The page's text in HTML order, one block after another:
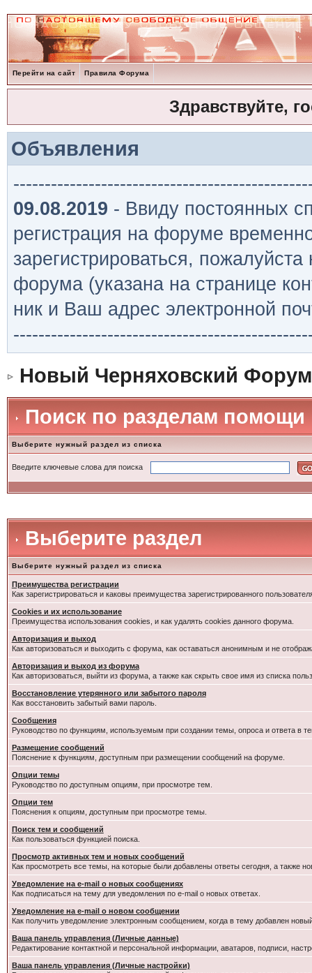
Перейти на сайт Правила Форума
Здравствуйте,
Объявления
09.08.2019 - Ввиду постоянных
регистрация на форуме
зарегистрироваться,
форума (указана на странице
ник и Ваш адрес электронной
Новый Черняховский Форум
Поиск по разделам помощи
Выберите нужный раздел из списка
Введите ключевые слова для поиска
Выберите раздел
Выберите нужный раздел из списка
Преимущества регистрации
Как зарегистрироваться и каковы преимущества зарегистрированного
Cookies и их использование
Преимущества использования cookies, и как удалять cookies данного форума.
Авторизация и выход
Как авторизоваться и выходить с форума, как оставаться анонимным и не
Авторизация и выход из форума
Как авторизоваться, выйти из форума, а также как скрыть свое имя из списка
Восстановление утерянного или забытого пароля
Как восстановить забытый вами пароль.
Сообщения
Руководство по функциям, используемым при создании темы, опроса и ответа в
Размещение сообщений
Пояснение к функциям, доступным при размещении сообщений на форуме.
Опции темы
Руководство по доступным опциям, при просмотре тем.
Опции тем
Пояснения к опциям, доступным при просмотре темы.
Поиск тем и сообщений
Как пользоваться функцией поиска.
Просмотр активных тем и новых сообщений
Как просмотреть все темы, на которые были добавлены ответы сегодня, а также
Уведомление на e-mail о новых сообщениях
Как подписаться на тему для уведомления по e-mail о новых ответах.
Уведомление на е-mail о новом сообщении
Как получить уведомление электронным сообщением, когда в тему добавлен
Ваша панель управления (Личные данные)
Редактирование контактной и персональной информации, аватаров, подписи,
Ваша панель управления (Личные настройки)